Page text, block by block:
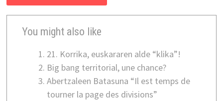
You might also like
21. Korrika, euskararen alde “klika”!
Big bang territorial, une chance?
Abertzaleen Batasuna “Il est temps de
tourner la page des divisions”